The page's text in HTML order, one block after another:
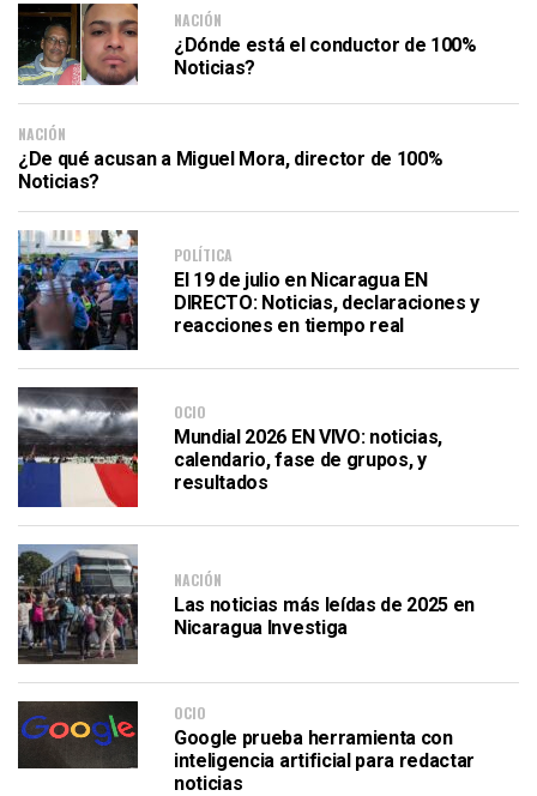
NACIÓN
¿Dónde está el conductor de 100%
Noticias?
NACIÓN
¿De qué acusan a Miguel Mora, director de 100%
Noticias?
POLÍTICA
El 19 de julio en Nicaragua EN
DIRECTO: Noticias, declaraciones y
reacciones en tiempo real
OCIO
Mundial 2026 EN VIVO: noticias,
calendario, fase de grupos, y
resultados
NACIÓN
Las noticias más leídas de 2025 en
Nicaragua Investiga
OCIO
Google prueba herramienta con
inteligencia artificial para redactar
noticias